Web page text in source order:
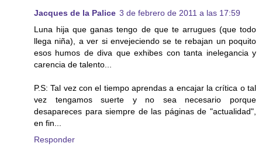
Jacques de la Palice 3 de febrero de 2011 a las 17:59
Luna hija que ganas tengo de que te arrugues (que todo
llega niña), a ver si envejeciendo se te rebajan un poquito
esos humos de diva que exhibes con tanta inelegancia y
carencia de talento...
P.S: Tal vez con el tiempo aprendas a encajar la crítica o tal
vez tengamos suerte y no sea necesario porque
desapareces para siempre de las páginas de "actualidad",
en fin...
Responder